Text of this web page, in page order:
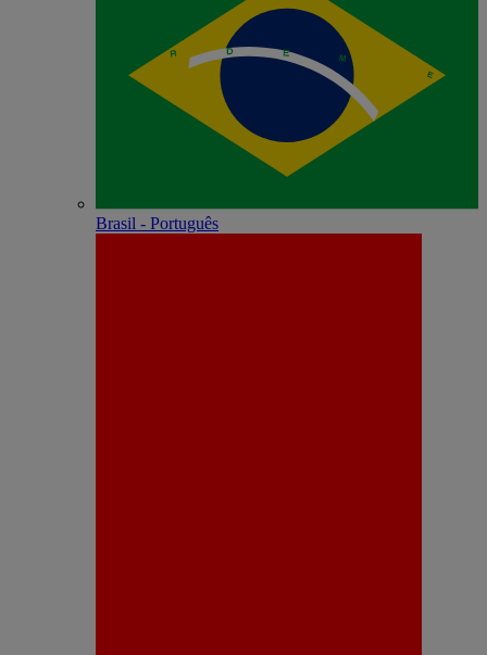
Brasil - Português